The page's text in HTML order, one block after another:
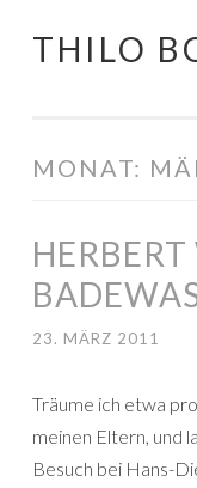
Springe
THILO
MONAT:
23. MÄRZ 2011
Träume ich etwa
meinen Eltern, und
Besuch bei Hans-